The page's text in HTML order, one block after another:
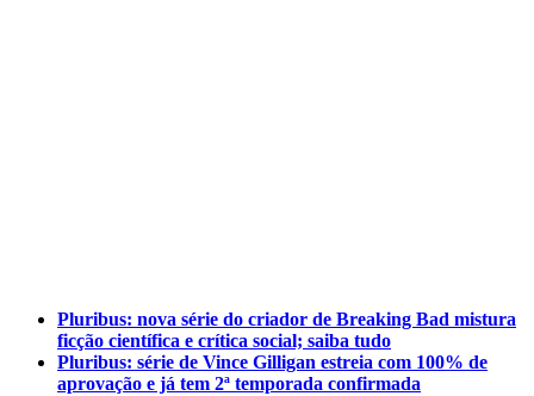
Pluribus: nova série do criador de Breaking Bad mistura
ficção científica e crítica social; saiba tudo
Pluribus: série de Vince Gilligan estreia com 100% de
aprovação e já tem 2ª temporada confirmada